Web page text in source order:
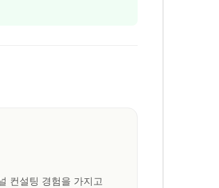
컨설팅 경험을 가지고